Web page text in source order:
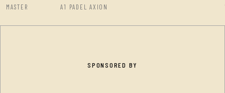
MASTER A1 PADEL AXION
SPONSORED BY